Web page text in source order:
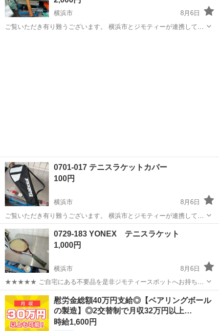
横浜市
8月6日
ご覧いただき有り難うございます。 横浜市とジモティーが連携して運
0701-017 テニスラケットカバー
100円
横浜市
8月6日
ご覧いただき有り難うございます。 横浜市とジモティーが連携して運
営しています。 粗⼤ごみ等の減量を⽬的にまだ使えるものをリユース
しています。 ★★★★★ ご自宅にある不要品を是非ジモティースポッ
トへお持ち込み...
神奈川 横浜市
0729-183 YONEX テニスラケット
1,000円
横浜市
8月6日
★★★★★ ご自宅にある不要品を是非ジモティースポットへお持ち込
みしませんか？ 家電、趣味・スポーツ・レジャー用品、こども用品、
衣料服飾品、生活雑貨、家具、本、CD・DVDなどが無料でまとめて持
ち込めます！ ※詳細はこ...
神奈川 横浜市 テニス YONEX
慰労金総額40万円支給◎【ベアリングボール
の製造】◎2交替制で月収32万円以上…
時給1,600円